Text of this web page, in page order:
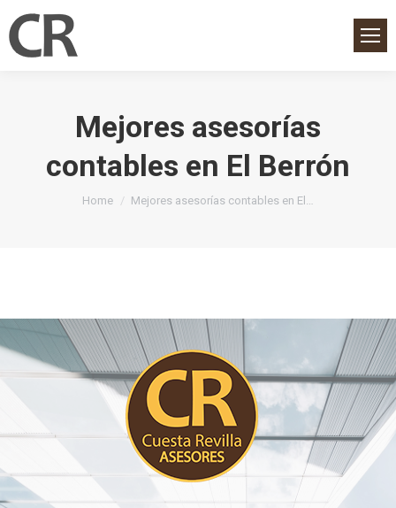
Mejores asesorías
contables en El Berrón
You are here:
Home Mejores asesorías contables en El…